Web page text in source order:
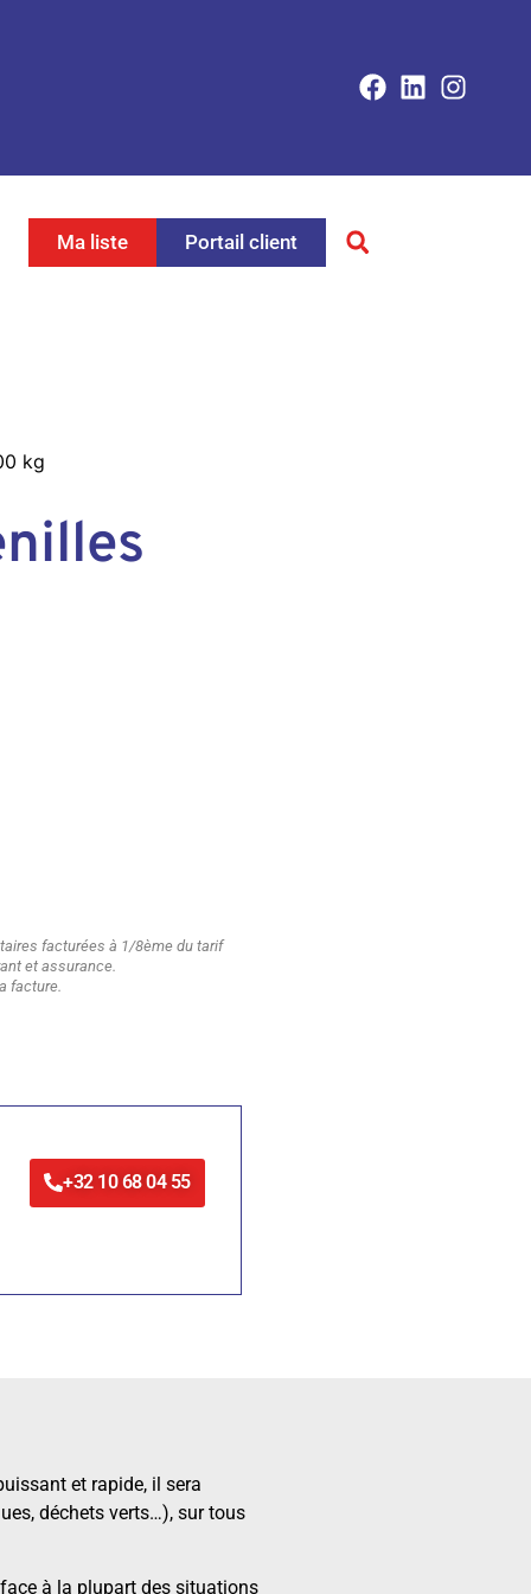
Ma liste Portail client
kg
facturées à 1/8ème du tarif
et assurance.
facture.
+32 10 68 04 55
et rapide, il sera
déchets verts…), sur tous
à la plupart des situations